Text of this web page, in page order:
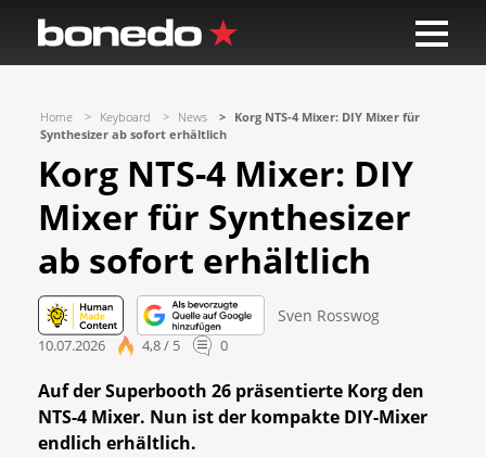
Home Keyboard News
Korg NTS-4 Mixer: DIY Mixer für
Synthesizer ab sofort erhältlich
Korg NTS-4 Mixer: DIY
Mixer für Synthesizer
ab sofort erhältlich
Sven Rosswog
10.07.2026 4,8 / 5 0
Auf der Superbooth 26 präsentierte Korg den
NTS-4 Mixer. Nun ist der kompakte DIY-Mixer
endlich erhältlich.